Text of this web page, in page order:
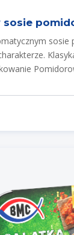
sosie
sosie